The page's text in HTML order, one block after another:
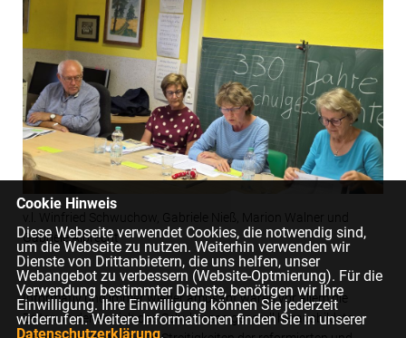
v.l. Winfried Schwuchow, Gabriele Nieß, Marion Walner und
Gabriele Albrecht
Informativ und immer wieder amüsant waren vor allem die
Zeiten, in denen sich das Schulwesen generell herausbildete.
Cookie Hinweis
Diese Webseite verwendet Cookies, die notwendig sind,
um die Webseite zu nutzen. Weiterhin verwenden wir
Dienste von Drittanbietern, die uns helfen, unser
Webangebot zu verbessern (Website-Optmierung). Für die
Verwendung bestimmter Dienste, benötigen wir Ihre
Einwilligung. Ihre Einwilligung können Sie jederzeit
widerrufen. Weitere Informationen finden Sie in unserer
Datenschutzerklärung.